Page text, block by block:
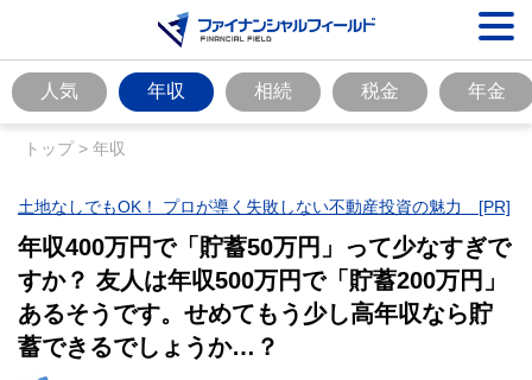
人気 年収 相続 税金 年金
トップ> 年収
土地なしでもOK！ プロが導く失敗しない不動産投資の魅力 [PR]
年収400万円で「貯蓄50万円」って少なすぎで
すか？ 友人は年収500万円で「貯蓄200万円」
あるそうです。せめてもう少し高年収なら貯
蓄できるでしょうか…？